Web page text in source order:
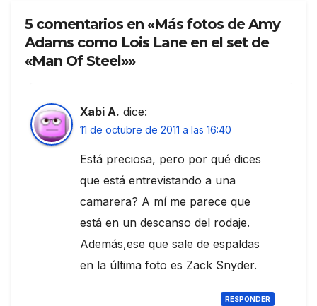
5 comentarios en «Más fotos de Amy
Adams como Lois Lane en el set de
«Man Of Steel»»
Xabi A. dice:
11 de octubre de 2011 a las 16:40
Está preciosa, pero por qué dices
que está entrevistando a una
camarera? A mí me parece que
está en un descanso del rodaje.
Además,ese que sale de espaldas
en la última foto es Zack Snyder.
RESPONDER